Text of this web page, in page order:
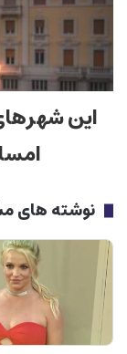
این
نوشته های